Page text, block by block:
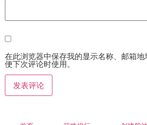
在此浏览器中保存我的显示名称、邮箱地
便下次评论时使用。